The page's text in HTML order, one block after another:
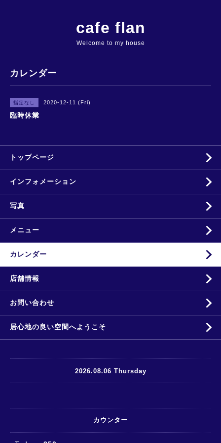
cafe flan
Welcome to my house
カレンダー
指定なし 2020-12-11 (Fri)
臨時休業
トップページ
インフォメーション
写真
メニュー
カレンダー
店舗情報
お問い合わせ
居心地の良い空間へようこそ
2026.08.06 Thursday
カウンター